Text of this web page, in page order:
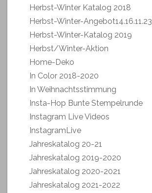
Herbst-Winter Katalog 2018
Herbst-Winter-Angebot14.16.11.23
Herbst-Winter-Katalog 2019
Herbst/Winter-Aktion
Home-Deko
In Color 2018-2020
In Weihnachtsstimmung
Insta-Hop Bunte Stempelrunde
Instagram Live Videos
InstagramLive
Jahreskatalog 20-21
Jahreskatalog 2019-2020
Jahreskatalog 2020-2021
Jahreskatalog 2021-2022